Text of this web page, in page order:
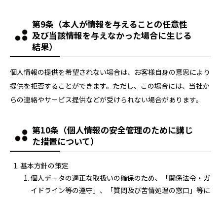
第9条（本人が情報を与えることの任意性
及び当該情報を与えなかった場合に生じる
結果）
個人情報の提供を希望されない場合は、お客様自身の意思により
提供を拒否することができます。ただし、この場合には、当社か
らの連絡やサービス提供などが受けられない場合があります。
第10条（個人情報の安全管理のために講じ
た措置について）
基本方針の策定
個人データの適正な取扱いの確保のため、「関係法令・ガ
イドライン等の遵守」、「質問及び苦情処理の窓口」等に